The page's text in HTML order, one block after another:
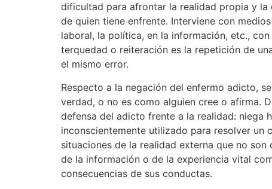
dificultad para afrontar la realidad propia y la
de quien tiene enfrente. Interviene con
laboral, la política, en la información, etc.,
terquedad o reiteración es la repetición de
el mismo error.
Respecto a la negación del enfermo adicto,
verdad, o no es como alguien cree o afirma.
defensa del adicto frente a la realidad: niega
inconscientemente utilizado para resolver un
situaciones de la realidad externa que no
de la información o de la experiencia vital
consecuencias de sus conductas.